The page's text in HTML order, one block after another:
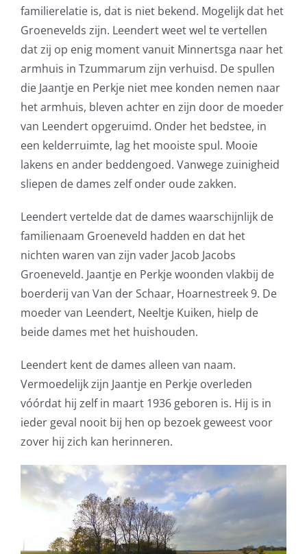
familierelatie is, dat is niet bekend. Mogelijk dat het
Groenevelds zijn. Leendert weet wel te vertellen
dat zij op enig moment vanuit Minnertsga naar het
armhuis in Tzummarum zijn verhuisd. De spullen
die Jaantje en Perkje niet mee konden nemen naar
het armhuis, bleven achter en zijn door de moeder
van Leendert opgeruimd. Onder het bedstee, in
een kelderruimte, lag het mooiste spul. Mooie
lakens en ander beddengoed. Vanwege zuinigheid
sliepen de dames zelf onder oude zakken.
Leendert vertelde dat de dames waarschijnlijk de
familienaam Groeneveld hadden en dat het
nichten waren van zijn vader Jacob Jacobs
Groeneveld. Jaantje en Perkje woonden vlakbij de
boerderij van Van der Schaar, Hoarnestreek 9. De
moeder van Leendert, Neeltje Kuiken, hielp de
beide dames met het huishouden.
Leendert kent de dames alleen van naam.
Vermoedelijk zijn Jaantje en Perkje overleden
vóórdat hij zelf in maart 1936 geboren is. Hij is in
ieder geval nooit bij hen op bezoek geweest voor
zover hij zich kan herinneren.